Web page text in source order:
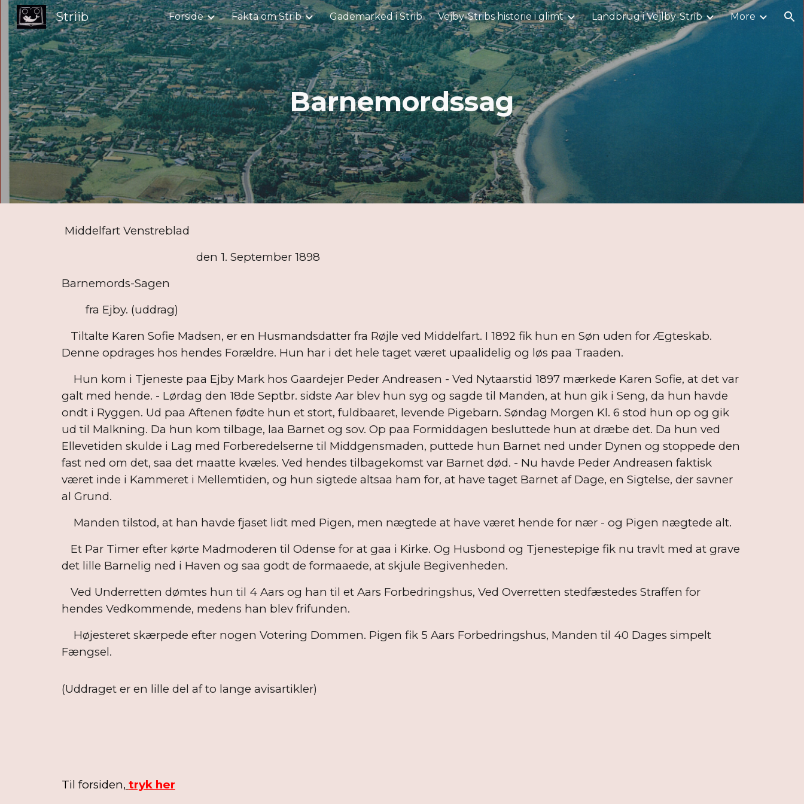
Skip to main content Skip to navigation
Striib Forside Fakta om Strib Gademarked i Strib Vejby-Stribs historie i glimt Landbrug i Vejlby-Strib More
Barnemordssag
Middelfart Venstreblad
den 1. September 1898
Barnemords-Sagen
fra Ejby. (uddrag)
Tiltalte Karen Sofie Madsen, er en Husmandsdatter fra Røjle ved Middelfart. I 1892 fik hun en Søn uden for Ægteskab.
Denne opdrages hos hendes Forældre. Hun har i det hele taget været upaalidelig og løs paa Traaden.
Hun kom i Tjeneste paa Ejby Mark hos Gaardejer Peder Andreasen - Ved Nytaarstid 1897 mærkede Karen Sofie, at det var
galt med hende. - Lørdag den 18de Septbr. sidste Aar blev hun syg og sagde til Manden, at hun gik i Seng, da hun havde
ondt i Ryggen. Ud paa Aftenen fødte hun et stort, fuldbaaret, levende Pigebarn. Søndag Morgen Kl. 6 stod hun op og gik
ud til Malkning. Da hun kom tilbage, laa Barnet og sov. Op paa Formiddagen besluttede hun at dræbe det. Da hun ved
Ellevetiden skulde i Lag med Forberedelserne til Middgensmaden, puttede hun Barnet ned under Dynen og stoppede den
fast ned om det, saa det maatte kvæles. Ved hendes tilbagekomst var Barnet død. - Nu havde Peder Andreasen faktisk
været inde i Kammeret i Mellemtiden, og hun sigtede altsaa ham for, at have taget Barnet af Dage, en Sigtelse, der savner
al Grund.
Manden tilstod, at han havde fjaset lidt med Pigen, men nægtede at have været hende for nær - og Pigen nægtede alt.
Et Par Timer efter kørte Madmoderen til Odense for at gaa i Kirke. Og Husbond og Tjenestepige fik nu travlt med at grave
det lille Barnelig ned i Haven og saa godt de formaaede, at skjule Begivenheden.
Ved Underretten dømtes hun til 4 Aars og han til et Aars Forbedringshus, Ved Overretten stedfæstedes Straffen for
hendes Vedkommende, medens han blev frifunden.
Højesteret skærpede efter nogen Votering Dommen. Pigen fik 5 Aars Forbedringshus, Manden til 40 Dages simpelt
Fængsel.
(Uddraget er en lille del af to lange avisartikler)
Til forsiden, tryk her